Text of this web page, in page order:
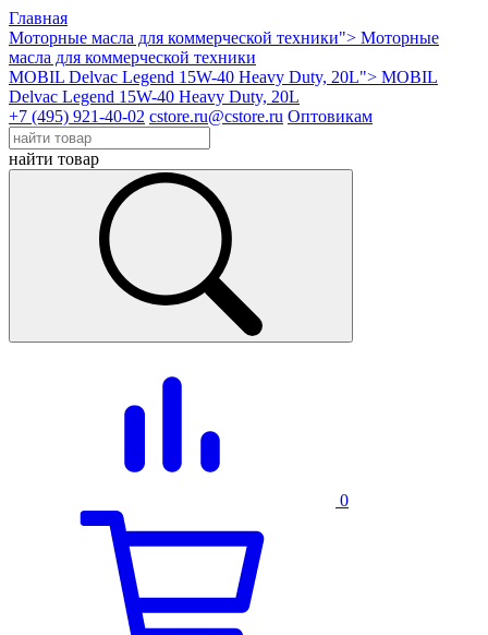
Главная
Моторные масла для коммерческой техники"> Моторные
масла для коммерческой техники
MOBIL Delvac Legend 15W-40 Heavy Duty, 20L"> MOBIL
Delvac Legend 15W-40 Heavy Duty, 20L
+7 (495) 921-40-02 cstore.ru@cstore.ru Оптовикам
найти товар
0